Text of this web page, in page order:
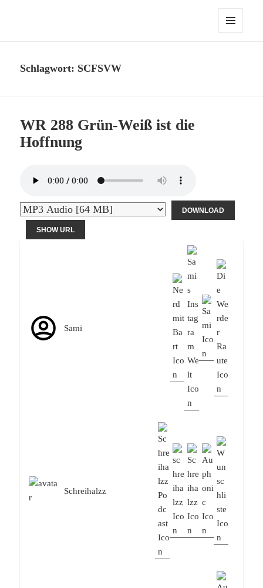
Die Werder Raute – Der Stammtisch
Schlagwort: SCFSVW
WR 288 Grün-Weiß ist die
Hoffnung
DOWNLOAD
SHOW URL
Sami
Schreihalzz